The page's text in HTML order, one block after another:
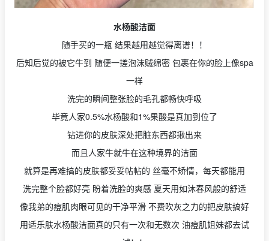
水杨酸洁面
随手买的一瓶 结果越用越觉得离谱！！
后知后觉的被它牛到 随便一搓泡沫贼绵密 包裹在你的脸上像spa
一样
洗完的瞬间整张脸的毛孔都畅快呼吸
毕竟人家0.5%水杨酸和1%果酸是真加到位了
钻进你的皮肤深处把脏东西都揪出来
而且人家牛就牛在这种境界的洁面
就算是再难搞的皮肤都妥妥帖帖的 丝毫不矫情，每天都能用
洗完整个脸都好亮 盼着洗脸的爽感 夏天用如沐春风般的舒适
像我弟的痘肌肉眼可见的干净平滑 不费吹灰之力的把皮肤搞好
用适乐肤水杨酸洁面真的只有一次和无数次 油痘肌姐妹都去试